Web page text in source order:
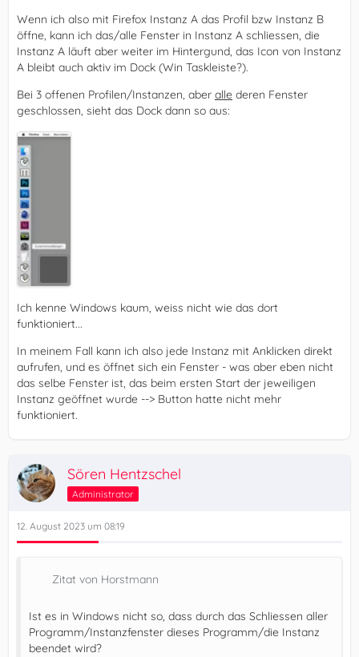
Wenn ich also mit Firefox Instanz A das Profil bzw Instanz B
öffne, kann ich das/alle Fenster in Instanz A schliessen, die
Instanz A läuft aber weiter im Hintergund, das Icon von Instanz
A bleibt auch aktiv im Dock (Win Taskleiste?).
Bei 3 offenen Profilen/Instanzen, aber alle deren Fenster
geschlossen, sieht das Dock dann so aus:
Ich kenne Windows kaum, weiss nicht wie das dort
funktioniert...
In meinem Fall kann ich also jede Instanz mit Anklicken direkt
aufrufen, und es öffnet sich ein Fenster - was aber eben nicht
das selbe Fenster ist, das beim ersten Start der jeweiligen
Instanz geöffnet wurde --> Button hatte nicht mehr
funktioniert.
Sören Hentzschel
Administrator
12. August 2023 um 08:19
Zitat von Horstmann
Ist es in Windows nicht so, dass durch das Schliessen aller
Programm/Instanzfenster dieses Programm/die Instanz
beendet wird?